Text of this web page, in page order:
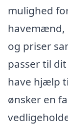
mulighed
havemænd,
og priser
passer til
have hjælp
ønsker en